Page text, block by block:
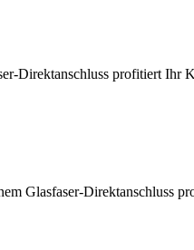
Direktanschluss profitiert
Glasfaser-